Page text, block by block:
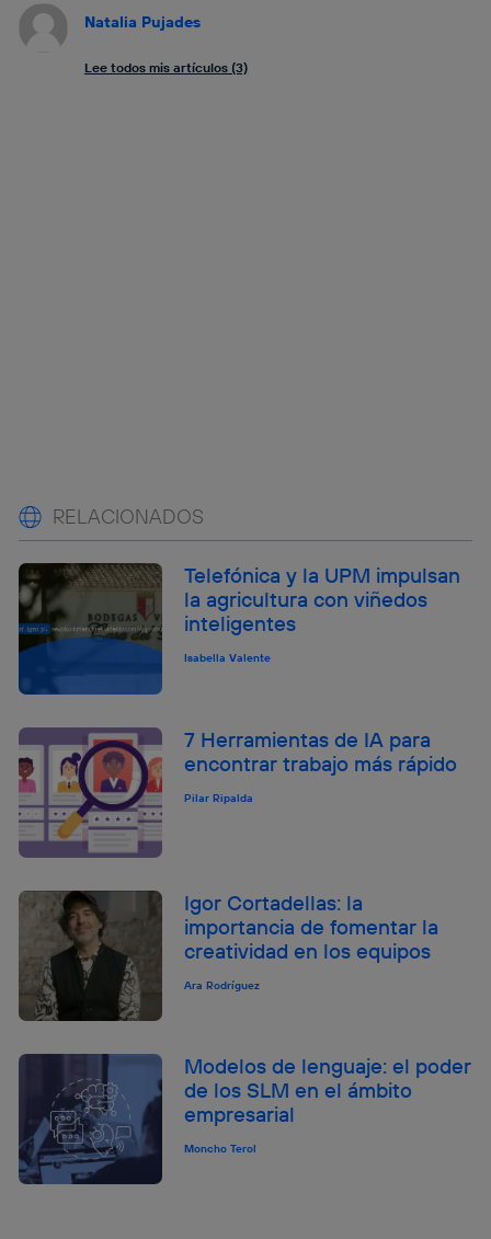
Natalia Pujades
Lee todos mis artículos (3)
RELACIONADOS
Telefónica y la UPM impulsan
la agricultura con viñedos
inteligentes
Isabella Valente
7 Herramientas de IA para
encontrar trabajo más rápido
Pilar Ripalda
Igor Cortadellas: la
importancia de fomentar la
creatividad en los equipos
Ara Rodríguez
Modelos de lenguaje: el poder
de los SLM en el ámbito
empresarial
Moncho Terol